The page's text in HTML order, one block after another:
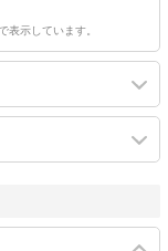
示しています。